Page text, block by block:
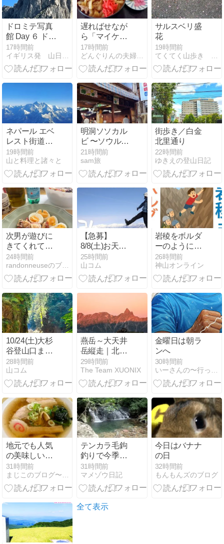
ドロミテ写真
館 Day ６ ドロ
ミテ全力のお
花畑 美しすぎ
て足が前に進
17時間前
遅ればせなが
ら「マイケ
ル」を見て感
動！腹ごしら
えは「アルプ
17時間前
どんぐりんの夫婦で日本あっちこち
サルスベリ盛
花
19時間前
ネパール エベ
レスト街道ト
レッキング ＜
12日目 再びエ
ベレストへ。
ならネパール
＞
19時間前
山と料理と諸々と
明洞ソソカル
ビ 〜ソウル特
別市〜
21時間前
sam旅
街歩き／白金
北里通り
22時間前
ゆきえの登山日記
次男が遊びに
きてくれてい
ます
24時間前
randonneuseのブログ
【急募】
8/8(土)お天気
持ちそうな櫛
形山(新花の百
名山) 同行者
25時間前
山コム
岩稜をボルダ
ーのように登
るべからず
26時間前
神山オンライン
10/24(土)大杉
谷登山口まで
相乗りする人
を募集！
28時間前
山コム
燕岳～大天井
岳縦走｜北ア
ルプスで見た
絶景と、新た
な目標「表銀
29時間前
The Team XUONIX
金曜日は朝ラ
ンへ
30時間前
地元でも人気
の美味しい佐
野ラーメンを
食べるならラ
ンキングが高
けがおすす
め！
31時間前
テンカラ毛鉤
釣りで今季初
の尺イワナ
31時間前
マメゾウ日記
今日はバナナ
の日
32時間前
もんもんズのブログ
全て表示